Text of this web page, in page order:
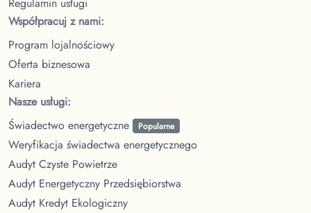
Współpracuj z nami:
Program lojalnościowy
Oferta biznesowa
Kariera
Nasze usługi:
Świadectwo energetyczne
Popularne
Weryfikacja świadectwa energetycznego
Audyt Czyste Powietrze
Audyt Energetyczny Przedsiębiorstwa
Audyt Kredyt Ekologiczny